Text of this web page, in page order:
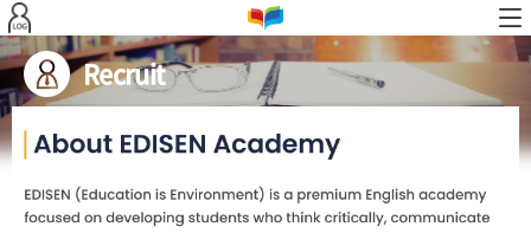
본문 바로가기
Recruit